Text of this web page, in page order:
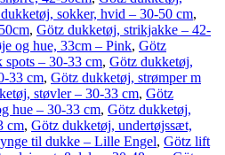
sokker, hvid – 30-50 cm,
, Götz dukketøj, strikjakke – 42-
og hue, 33cm – Pink, Götz
spots – 30-33 cm, Götz dukketøj,
33 cm, Götz dukketøj, strømper m
støvler – 30-33 cm, Götz
hue – 30-33 cm, Götz dukketøj,
cm, Götz dukketøj, undertøjssæt,
til dukke – Lille Engel, Götz lift